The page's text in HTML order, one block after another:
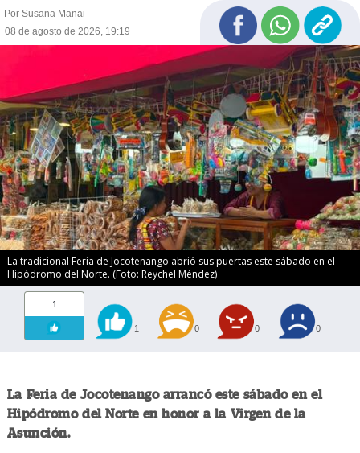
Por Susana Manai
08 de agosto de 2026, 19:19
La tradicional Feria de Jocotenango abrió sus puertas este sábado en el
Hipódromo del Norte. (Foto: Reychel Méndez)
1
1 0 0 0
La Feria de Jocotenango arrancó este sábado en el
Hipódromo del Norte en honor a la Virgen de la
Asunción.